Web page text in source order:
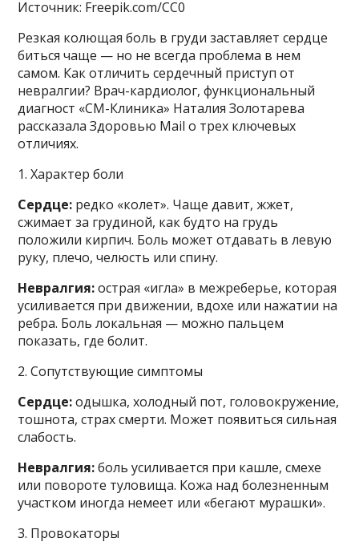
Источник: Freepik.com/CC0
Резкая колющая боль в груди заставляет сердце
биться чаще — но не всегда проблема в нем
самом. Как отличить сердечный приступ от
невралгии? Врач-кардиолог, функциональный
диагност «СМ-Клиника» Наталия Золотарева
рассказала Здоровью Mail о трех ключевых
отличиях.
1. Характер боли
Сердце: редко «колет». Чаще давит, жжет,
сжимает за грудиной, как будто на грудь
положили кирпич. Боль может отдавать в левую
руку, плечо, челюсть или спину.
Невралгия:острая «игла» в межреберье, которая
усиливается при движении, вдохе или нажатии на
ребра. Боль локальная — можно пальцем
показать, где болит.
2. Сопутствующие симптомы
Сердце:одышка, холодный пот, головокружение,
тошнота, страх смерти. Может появиться сильная
слабость.
Невралгия:боль усиливается при кашле, смехе
или повороте туловища. Кожа над болезненным
участком иногда немеет или «бегают мурашки».
3. Провокаторы